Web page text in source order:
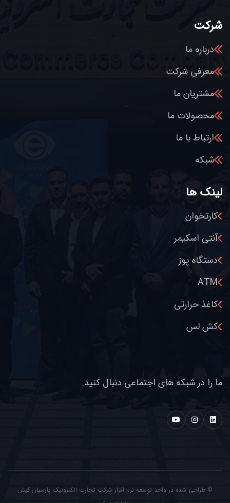
شرکت
درباره ما
معرفی شرکت
مشتریان ما
محصولات ما
ارتباط با ما
شبکه
لینک ها
کارتخوان
آنتی اسکیمر
دستگاه پوز
ATM
کاغذ حرارتی
کش لس
ما را در شبکه های اجتماعی دنبال کنید.
© طراحی شده در واحد توسعه نرم افزار شرکت تجارت الکترونیک پارسیان کیش